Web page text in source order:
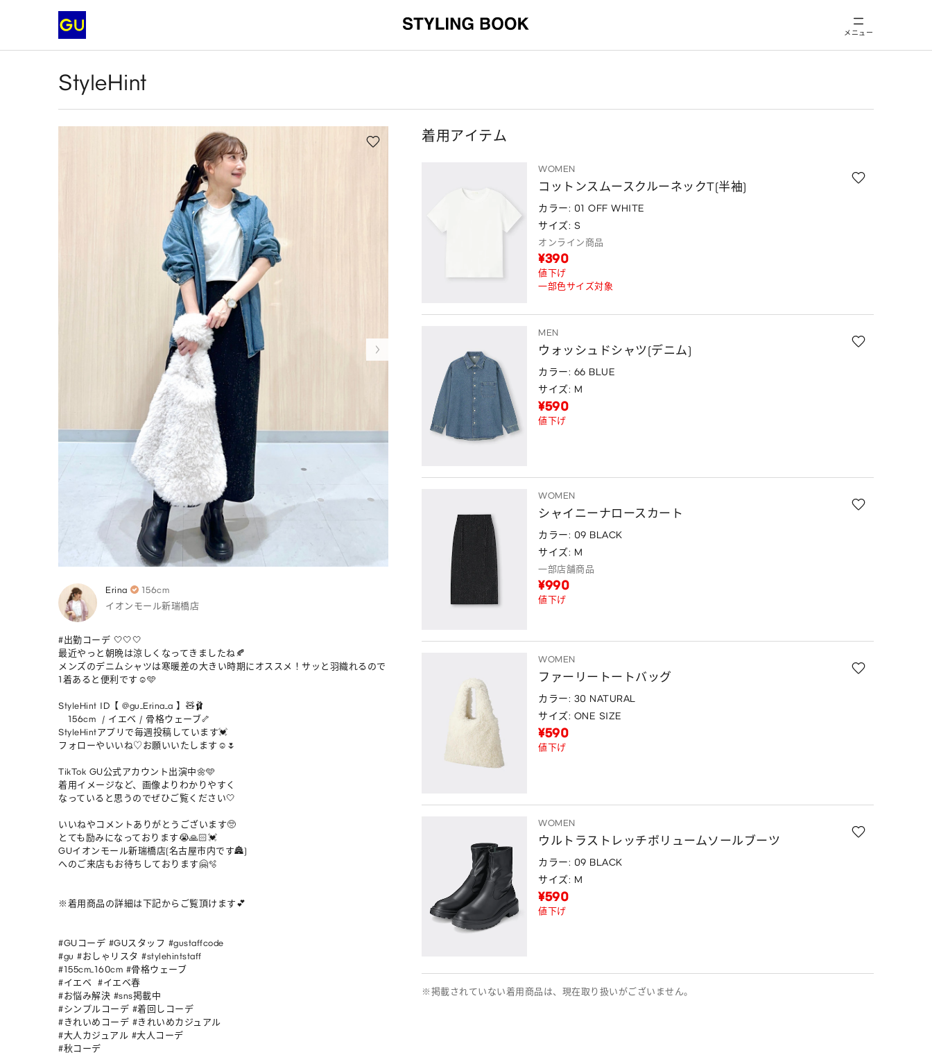
メニュー
StyleHint
Erina
156cm
イオンモール新瑞橋店
#出勤コーデ 🤍🤍🤍
最近やっと朝晩は涼しくなってきましたね🍂
メンズのデニムシャツは寒暖差の大きい時期にオススメ！サッと羽織れるので
1着あると便利です☺️🩵
StyleHint ID【 @gu_Erina_a 】🧸🩰
156cm  / イエベ / 骨格ウェーブ🦴
StyleHintアプリで毎週投稿しています💓
フォローやいいね♡お願いいたします☺️🌷
TikTok GU公式アカウント出演中🌼🩵
着用イメージなど、画像よりわかりやすく
なっていると思うのでぜひご覧ください🤍
いいねやコメントありがとうございます🥺
とても励みになっております😭🙏🏻💓
GUイオンモール新瑞橋店(名古屋市内です🏯)
へのご来店もお待ちしております🤗🫧
※着用商品の詳細は下記からご覧頂けます💕
#GUコーデ #GUスタッフ #gustaffcode
#gu #おしゃリスタ #stylehintstaff
#155cm_160cm #骨格ウェーブ
#イエベ  #イエベ春
#お悩み解決 #sns掲載中
#シンプルコーデ #着回しコーデ
#きれいめコーデ #きれいめカジュアル
#大人カジュアル #大人コーデ
#秋コーデ
着用アイテム
WOMEN
コットンスムースクルーネックT(半袖)
カラー: 01 OFF WHITE
サイズ: S
オンライン商品
¥390
値下げ
一部色サイズ対象
MEN
ウォッシュドシャツ(デニム)
カラー: 66 BLUE
サイズ: M
¥590
値下げ
WOMEN
シャイニーナロースカート
カラー: 09 BLACK
サイズ: M
一部店舗商品
¥990
値下げ
WOMEN
ファーリートートバッグ
カラー: 30 NATURAL
サイズ: ONE SIZE
¥590
値下げ
WOMEN
ウルトラストレッチボリュームソールブーツ
カラー: 09 BLACK
サイズ: M
¥590
値下げ
※掲載されていない着用商品は、現在取り扱いがございません。